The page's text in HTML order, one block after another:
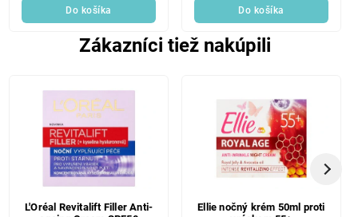
Do košíka Do košíka
Zákazníci tiež nakúpili
L'Oréal Revitalift Filler Anti-
Ellie nočný krém 50ml proti